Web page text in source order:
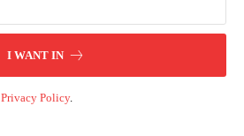
I WANT IN
Privacy Policy.